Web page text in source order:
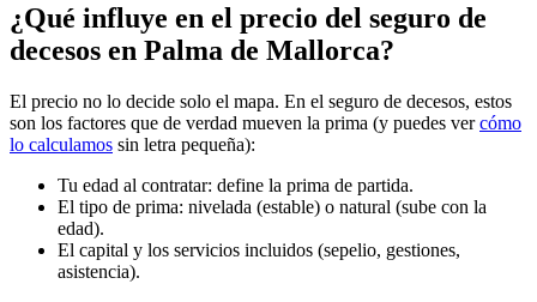
¿Qué influye en el precio del seguro de
decesos en Palma de Mallorca?
El precio no lo decide solo el mapa. En el seguro de decesos, estos
son los factores que de verdad mueven la prima (y puedes vercómo
lo calculamos sin letra pequeña):
Tu edad al contratar: define la prima de partida.
El tipo de prima: nivelada (estable) o natural (sube con la
edad).
El capital y los servicios incluidos (sepelio, gestiones,
asistencia).